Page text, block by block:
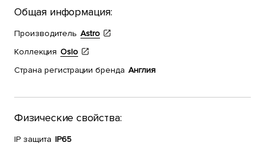
Общая информация:
Производитель Astro
Коллекция Oslo
Страна регистрации бренда Англия
Физические свойства:
IP защита IP65